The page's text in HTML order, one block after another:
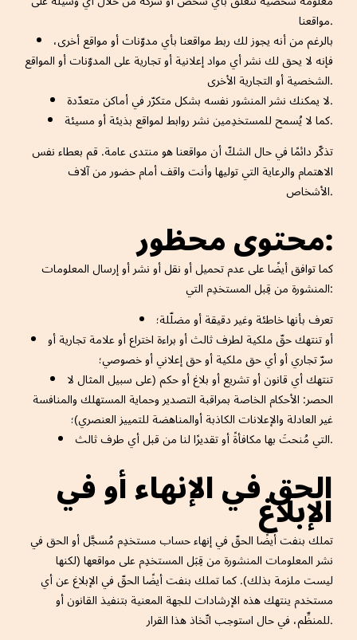
مواقعنا.
بالرغم من أنه يجوز لك ربط مواقعنا بأي مدوّنات أو مواقع أخرى،
فإنه لا يحق لك نشر أي مواد إعلانية أو تجارية على المدوّنات أو المواقع
الشخصية أو التجارية الأخرى.
لا يمكنك نشر المنشور نفسه بشكل متكرّر في أماكن متعدّدة.
كما لا يُسمح للمستخدِمين نشر روابط لمواقع بذيئة أو مسيئة.
تذكّر دائمًا في حال الشكّ أن مواقعنا هو منتدى عامة. قم بعطاء نفس
الاهتمام والرعاية التي توليها وأنت واقف أمام حضور من آلاف
الأشخاص.
محتوى محظور:
كما توافق أيضًا على عدم تحميل أو نقل أو نشر أو إرسال المعلومات
المنشورة من قِبل المستخدِم التي:
تعرف بأنها خاطئة وغير دقيقة أو مضلّلة؛
أو تنتهك حقّ ملكية لطرف ثالث أو براءة اختراع أو علامة تجارية أو
سرّ تجاري أو أي حق ملكية أو حق إعلاني أو خصوصي؛
تنتهك أي قانون أو تشريع أو بلاغ أو حكم (على سبيل المثال لا
الحصر: الأحكام الخاصة بمراقبة التصدير وحماية المستهلك والمنافسة
غير العادلة والإعلانات الكاذبة أوالمناهضة للتمييز العنصري)؛
التي مُنحتَ بها مكافأةً أو تقديرًا لنا من قبل أي طرف ثالث.
الحق في الإنهاء أو في
الإبلاغ
تملك بنفت أيضًا الحقّ في إنهاء حساب مستخدِم مُسجَّل أو الحق في
نشر المعلومات المنشورة من قِبَل المستخدِم على مواقعها (لكنها
ليست ملزمة بذلك). كما تملك بنفت أيضًا الحقّ في الإبلاغ عن أي
مستخدم ينتهك هذه الإرشادات للجهة المعنية بتنفيذ القانون أو
للمنظِّم، في حال استوجب اتّخاذ هذا القرار.